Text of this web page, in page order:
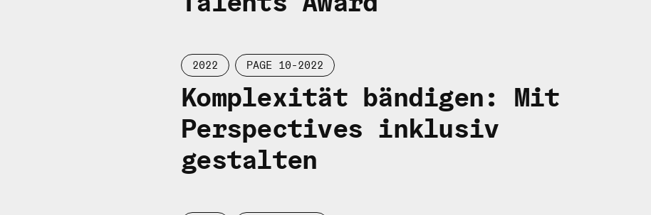
2022 PAGE 10-2022
Komplexität bändigen: Mit
Perspectives inklusiv
gestalten